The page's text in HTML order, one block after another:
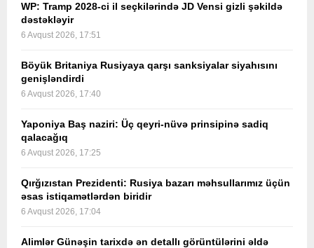
WP: Tramp 2028-ci il seçkilərində JD Vensi gizli şəkildə
dəstəkləyir
6 Avqust 2026, 17:51
Böyük Britaniya Rusiyaya qarşı sanksiyalar siyahısını
genişləndirdi
6 Avqust 2026, 17:40
Yaponiya Baş naziri: Üç qeyri-nüvə prinsipinə sadiq
qalacağıq
6 Avqust 2026, 17:25
Qırğızıstan Prezidenti: Rusiya bazarı məhsullarımız üçün
əsas istiqamətlərdən biridir
6 Avqust 2026, 17:04
Alimlər Günəşin tarixdə ən detallı görüntülərini əldə